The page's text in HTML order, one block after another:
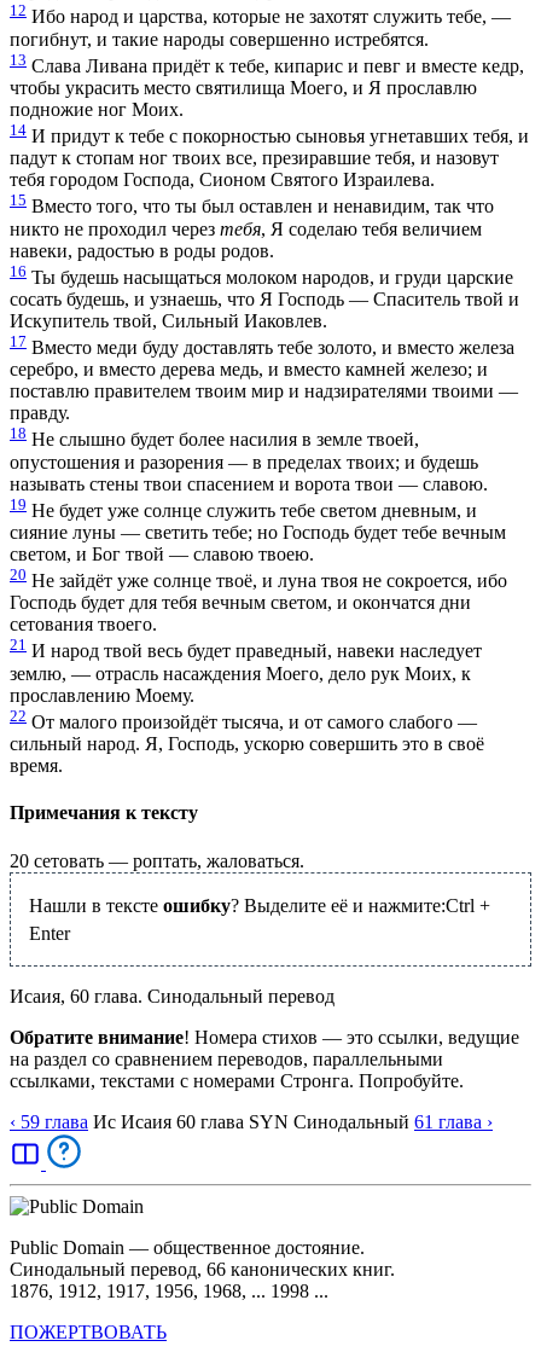
12 Ибо народ и царства, которые не захотят служить тебе, —
погибнут, и такие народы совершенно истребятся.
13 Слава Ливана придёт к тебе, кипарис и певг и вместе кедр,
чтобы украсить место святилища Моего, и Я прославлю
подножие ног Моих.
14 И придут к тебе с покорностью сыновья угнетавших тебя, и
падут к стопам ног твоих все, презиравшие тебя, и назовут
тебя городом Господа, Сионом Святого Израилева.
15 Вместо того, что ты был оставлен и ненавидим, так что
никто не проходил через тебя, Я соделаю тебя величием
навеки, радостью в роды родов.
16 Ты будешь насыщаться молоком народов, и груди царские
сосать будешь, и узнаешь, что Я Господь — Спаситель твой и
Искупитель твой, Сильный Иаковлев.
17 Вместо меди буду доставлять тебе золото, и вместо железа
серебро, и вместо дерева медь, и вместо камней железо; и
поставлю правителем твоим мир и надзирателями твоими —
правду.
18 Не слышно будет более насилия в земле твоей,
опустошения и разорения — в пределах твоих; и будешь
называть стены твои спасением и ворота твои — славою.
19 Не будет уже солнце служить тебе светом дневным, и
сияние луны — светить тебе; но Господь будет тебе вечным
светом, и Бог твой — славою твоею.
20 Не зайдёт уже солнце твоё, и луна твоя не сокроется, ибо
Господь будет для тебя вечным светом, и окончатся дни
сетования твоего.
21 И народ твой весь будет праведный, навеки наследует
землю, — отрасль насаждения Моего, дело рук Моих, к
прославлению Моему.
22 От малого произойдёт тысяча, и от самого слабого —
сильный народ. Я, Господь, ускорю совершить это в своё
время.
Примечания к тексту
20 сетовать — роптать, жаловаться.
Нашли в тексте ошибку? Выделите её и нажмите:Ctrl +
Enter
Исаия, 60 глава. Синодальный перевод
Обратите внимание! Номера стихов — это ссылки, ведущие
на раздел со сравнением переводов, параллельными
ссылками, текстами с номерами Стронга. Попробуйте.
‹ 59 глава Ис Исаия 60 глава SYN Синодальный 61 глава ›
Public Domain — общественное достояние.
Синодальный перевод, 66 канонических книг.
1876, 1912, 1917, 1956, 1968, ... 1998 ...
ПОЖЕРТВОВАТЬ